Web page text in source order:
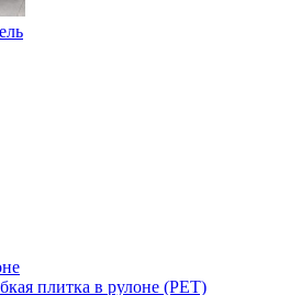
плитка в рулоне (PET)